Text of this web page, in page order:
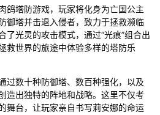
鸽塔防游戏，玩家将化身为亡国公主
御塔并击退入侵者，致力于拯救濒临
了光灵的攻击模式，通过“光痕”组合出
救世界的旅途中体验多样的塔防乐
过数十种防御塔、数百种强化，以及
造出独特的阵地和战略。这里不仅考
舞台，让玩家亲自书写莉安娜的命运